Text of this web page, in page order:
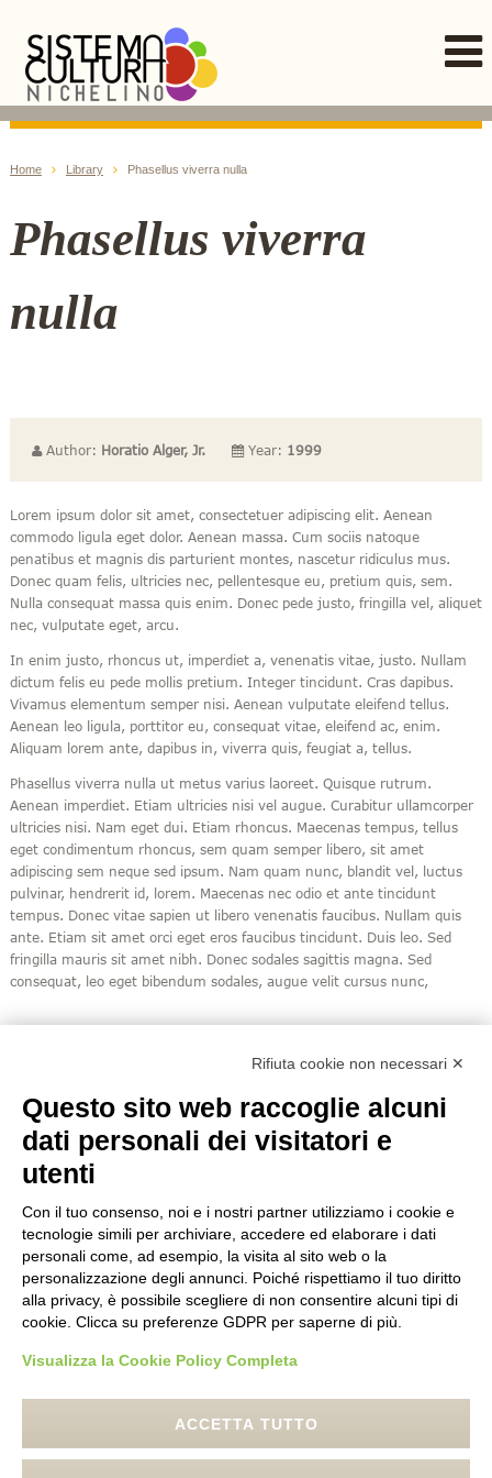
Home Library Phasellus viverra nulla
Phasellus viverra
nulla
Author: Horatio Alger, Jr. Year: 1999
Lorem ipsum dolor sit amet, consectetuer adipiscing elit. Aenean
commodo ligula eget dolor. Aenean massa. Cum sociis natoque
penatibus et magnis dis parturient montes, nascetur ridiculus mus.
Donec quam felis, ultricies nec, pellentesque eu, pretium quis, sem.
Nulla consequat massa quis enim. Donec pede justo, fringilla vel, aliquet
nec, vulputate eget, arcu.
In enim justo, rhoncus ut, imperdiet a, venenatis vitae, justo. Nullam
dictum felis eu pede mollis pretium. Integer tincidunt. Cras dapibus.
Vivamus elementum semper nisi. Aenean vulputate eleifend tellus.
Aenean leo ligula, porttitor eu, consequat vitae, eleifend ac, enim.
Aliquam lorem ante, dapibus in, viverra quis, feugiat a, tellus.
Phasellus viverra nulla ut metus varius laoreet. Quisque rutrum.
Aenean imperdiet. Etiam ultricies nisi vel augue. Curabitur ullamcorper
ultricies nisi. Nam eget dui. Etiam rhoncus. Maecenas tempus, tellus
eget condimentum rhoncus, sem quam semper libero, sit amet
adipiscing sem neque sed ipsum. Nam quam nunc, blandit vel, luctus
pulvinar, hendrerit id, lorem. Maecenas nec odio et ante tincidunt
tempus. Donec vitae sapien ut libero venenatis faucibus. Nullam quis
ante. Etiam sit amet orci eget eros faucibus tincidunt. Duis leo. Sed
fringilla mauris sit amet nibh. Donec sodales sagittis magna. Sed
consequat, leo eget bibendum sodales, augue velit cursus nunc,
Rifiuta cookie non necessari ✕
Questo sito web raccoglie alcuni
dati personali dei visitatori e
utenti
Con il tuo consenso, noi e i nostri partner utilizziamo i cookie e
tecnologie simili per archiviare, accedere ed elaborare i dati
personali come, ad esempio, la visita al sito web o la
personalizzazione degli annunci. Poiché rispettiamo il tuo diritto
alla privacy, è possibile scegliere di non consentire alcuni tipi di
cookie. Clicca su preferenze GDPR per saperne di più.
Visualizza la Cookie Policy Completa
ACCETTA TUTTO